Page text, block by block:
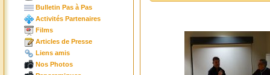
Bulletin Pas à Pas
Activités Partenaires
Films
Articles de Presse
Liens amis
Nos Photos